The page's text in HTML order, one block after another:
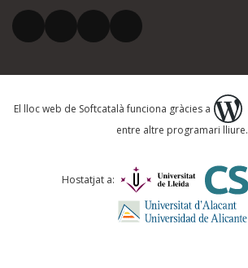
El vostre correu electrònic *
Què proposeu?
Comentari *
El lloc web de Softcatalà funciona gràcies a
entre altre programari lliure.
Hostatjat a: